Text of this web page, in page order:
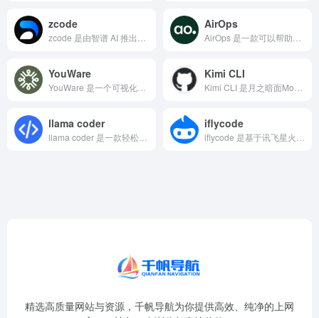
zcode AirOps
YouWare Kimi CLI
llama coder iflycode
精选高质量网站与资源，千帆导航为你提供高效、纯净的上网